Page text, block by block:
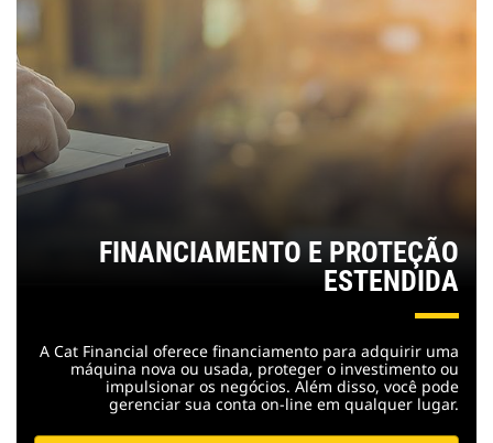
FINANCIAMENTO E PROTEÇÃO
ESTENDIDA
A Cat Financial oferece financiamento para adquirir uma
máquina nova ou usada, proteger o investimento ou
impulsionar os negócios. Além disso, você pode
gerenciar sua conta on-line em qualquer lugar.